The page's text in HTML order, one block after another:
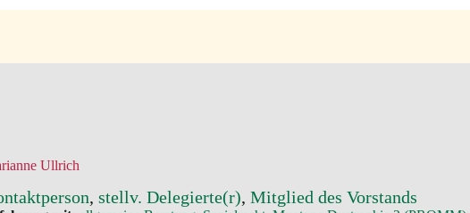
Ullrich
, stellv. Delegierte(r), Mitglied des Vorstands